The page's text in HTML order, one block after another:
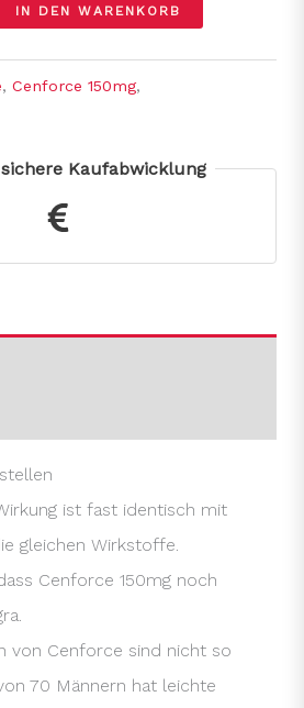
IN DEN WARENKORB
, Cenforce 150mg,
Kaufabwicklung
ist fast identisch mit
gleichen Wirkstoffe.
Cenforce 150mg noch
von Cenforce sind nicht so
70 Männern hat leichte